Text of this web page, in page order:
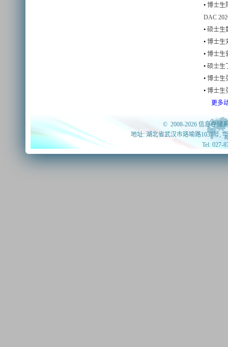
• 博士生
DAC
• 硕士生
• 博士生
• 博士生
• 硕士生
• 博士生
• 博士生
更多
© 2008-2026 信息存储
地址: 湖北省武汉市珞喻路1037号,
Tel: 027-